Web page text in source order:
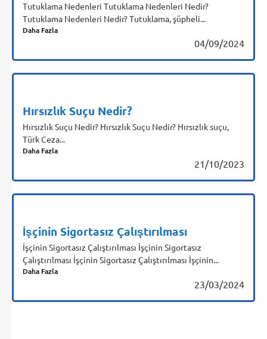
Tutuklama Nedenleri Tutuklama Nedenleri Nedir?
Tutuklama Nedenleri Nedir? Tutuklama, şüpheli...
Daha Fazla
04/09/2024
Hırsızlık Suçu Nedir?
Hırsızlık Suçu Nedir? Hırsızlık Suçu Nedir? Hırsızlık suçu,
Türk Ceza...
Daha Fazla
21/10/2023
İşçinin Sigortasız Çalıştırılması
İşçinin Sigortasız Çalıştırılması İşçinin Sigortasız
Çalıştırılması İşçinin Sigortasız Çalıştırılması İşçinin...
Daha Fazla
23/03/2024